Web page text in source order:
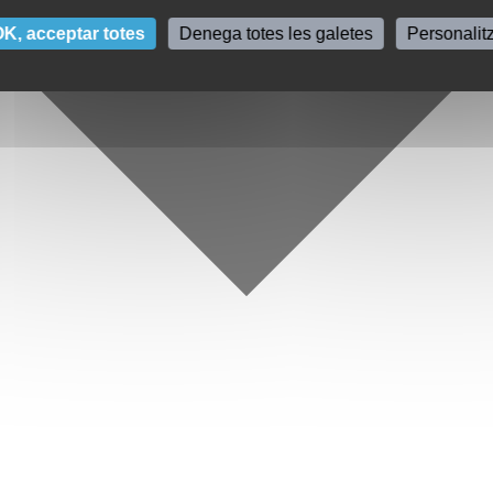
acceptar totes Denega totes les galetes